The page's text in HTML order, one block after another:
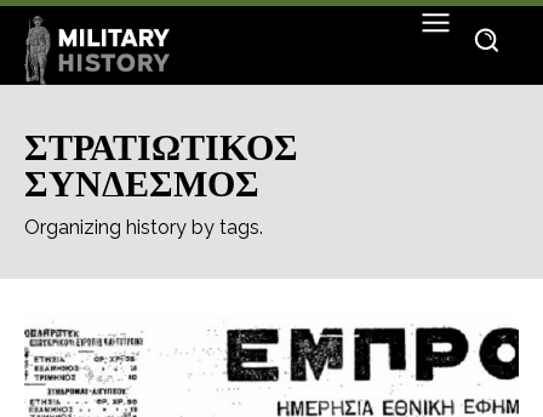
ΣΤΡΑΤΙΩΤΙΚΟΣ
ΣΥΝΔΕΣΜΟΣ
Organizing history by tags.